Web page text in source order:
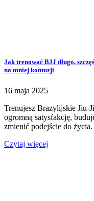
Jak trenować BJJ długo,
na mniej kontuzji
16 maja 2025
Trenujesz Brazylijskie Jiu-
ogromną satysfakcję,
zmienić podejście do życia.
Czytaj więcej